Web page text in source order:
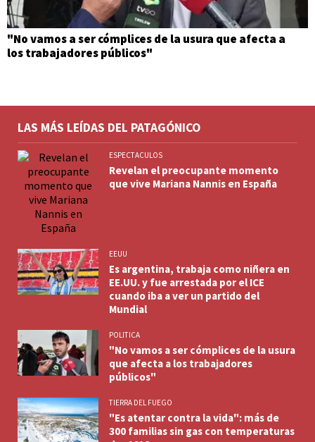
"No vamos a ser cómplices de la usura que afecta a
los trabajadores públicos"
LAS MÁS LEÍDAS DEL PATAGÓNICO
ESPECTACULOS
Revelan el preocupante momento
que vive Mariana Nannis en España
EEUU
Es argentina, trabaja como niñera en
EE.UU. y fue arrestada por el ICE
cuando iba a ver un partido del
Mundial
POLITICA
"No vamos a ser cómplices de la usura
que afecta a los trabajadores
públicos"
TIERRA DEL FUEGO
"Es atentar contra la vida": más de
300 familias sin gas con temperaturas